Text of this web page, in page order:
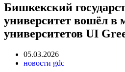
Бишкекский
университет вошёл в
университетов UI
05.03.2026
новости gdc